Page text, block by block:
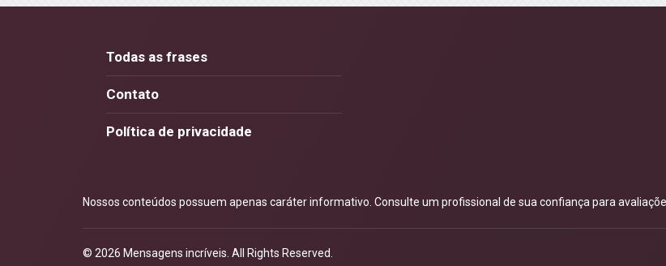
Todas as frases
Contato
Política de privacidade
Nossos conteúdos possuem apenas caráter informativo. Consulte um profissional de sua confiança para
© 2026 Mensagens incríveis . All Rights Reserved.